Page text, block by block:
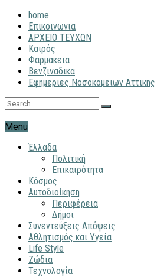
home
Επικοινωνια
ΑΡΧΕΙΟ ΤΕΥΧΩΝ
Καιρός
Φαρμακεια
Βενζιναδικα
Εφημεριες Νοσοκομειων Αττικης
Menu
Έλλαδα
Πολιτική
Επικαιρότητα
Κόσμος
Αυτοδιοίκηση
Περιφέρεια
Δήμοι
Συνεντεύξεις Απόψεις
Αθλητισμός και Υγεία
Life Style
Ζώδια
Τεχνολογία